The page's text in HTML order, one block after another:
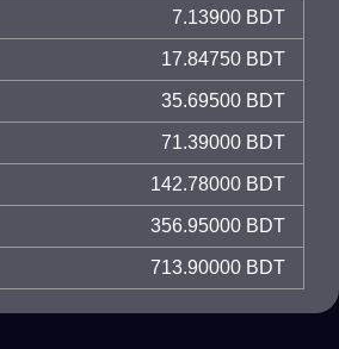
7.13900 BDT
17.84750 BDT
35.69500 BDT
71.39000 BDT
142.78000 BDT
356.95000 BDT
713.90000 BDT